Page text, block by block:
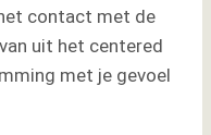
het contact met de
uit het centered
met je gevoel